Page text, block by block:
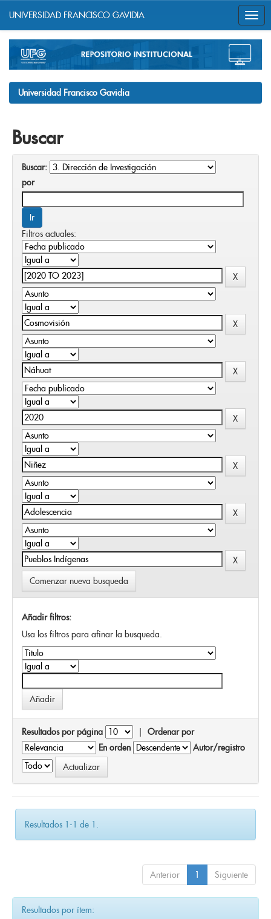
navigation
UNIVERSIDAD FRANCISCO GAVIDIA
Universidad Francisco Gavidia
Buscar
Buscar:
por
Filtros actuales:
Comenzar nueva busqueda
Añadir filtros:
Usa los filtros para afinar la busqueda.
Resultados por página | Ordenar por
En orden
Autor/registro
Resultados 1-1 de 1.
Anterior 1 Siguiente
Resultados por ítem: